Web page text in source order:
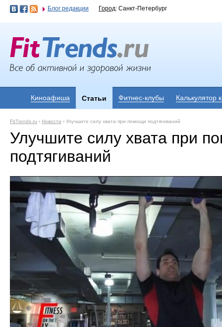
Блог редакции Город: Санкт-Петербург
Киноафиша Статьи Фитнес-клубы Калькулятор
FitTrends.ru › Новости › Улучшите силу хвата при помощи подтягиваний
Улучшите силу хвата при
подтягиваний